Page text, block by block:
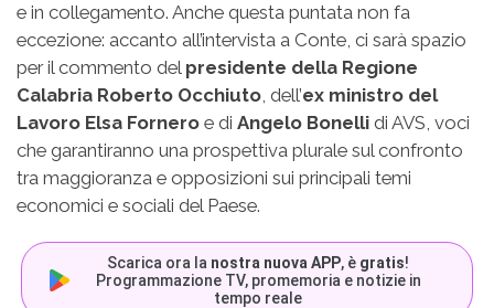
e in collegamento. Anche questa puntata non fa
eccezione: accanto all’intervista a Conte, ci sarà spazio
per il commento del presidente della Regione
Calabria Roberto Occhiuto, dell’ex ministro del
Lavoro Elsa Fornero e di Angelo Bonelli di AVS, voci
che garantiranno una prospettiva plurale sul confronto
tra maggioranza e opposizioni sui principali temi
economici e sociali del Paese.
Scarica ora la nostra nuova APP, è gratis!
Programmazione TV, promemoria e notizie in
tempo reale